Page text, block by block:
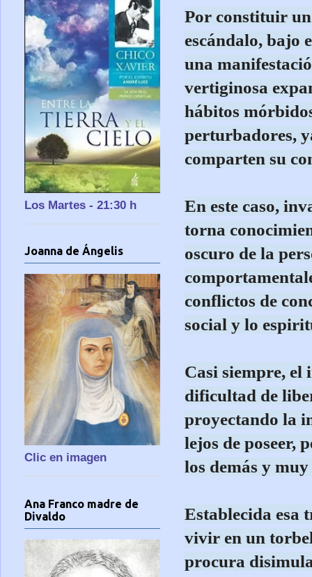
Por constituir
escándalo, bajo
una
vertiginosa
hábitos
perturbadores,
comparten su
En este caso,
torna
oscuro de la
conflictos de
social y lo
Casi siempre, el
dificultad de
proyectando la
lejos de poseer,
los demás y
Establecida esa
vivir en un
procura
Los Martes - 21:30 h
Joanna de Ángelis
Clic en imagen
Ana Franco madre de
Divaldo